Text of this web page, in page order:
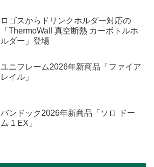
ロゴスからドリンクホルダー対応の
「ThermoWall 真空断熱 カーボトルホ
ルダー」登場
ユニフレーム2026年新商品「ファイア
レイル」
バンドック2026年新商品「ソロ ドー
ム 1 EX」